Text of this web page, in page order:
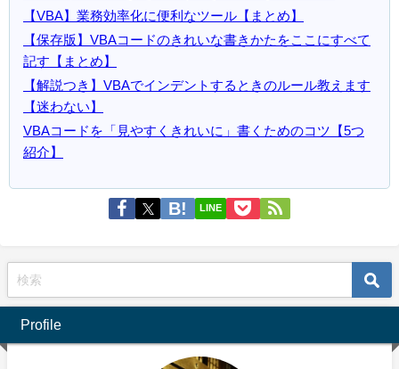
【VBA】業務効率化に便利なツール【まとめ】
【保存版】VBAコードのきれいな書きかたをここにすべて
記す【まとめ】
【解説つき】VBAでインデントするときのルール教えます
【迷わない】
VBAコードを「見やすくきれいに」書くためのコツ【5つ
紹介】
LINE
Profile